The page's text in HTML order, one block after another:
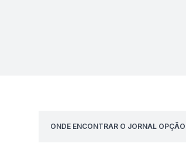
ONDE ENCONTRAR O JORNAL OPÇÃO